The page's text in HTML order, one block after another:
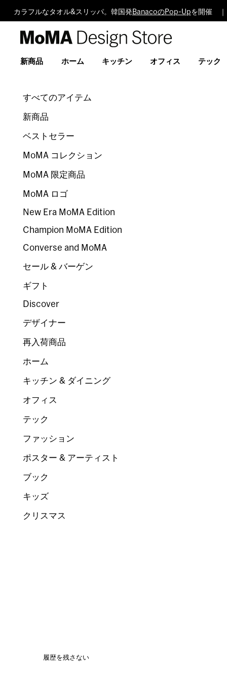
カラフルなタオル&スリッパ。韓国発 BanacoのPop-Upを開催
Design
新商品 ホーム キッチン オフィス テック
すべてのアイテム
新商品
ベストセラー
MoMA コレクション
MoMA 限定商品
MoMA ロゴ
New Era MoMA Edition
Champion MoMA Edition
Converse and MoMA
セール & バーゲン
ギフト
Discover
デザイナー
再入荷商品
ホーム
キッチン & ダイニング
オフィス
テック
ファッション
ポスター & アーティスト
ブック
キッズ
クリスマス
履歴を残さない